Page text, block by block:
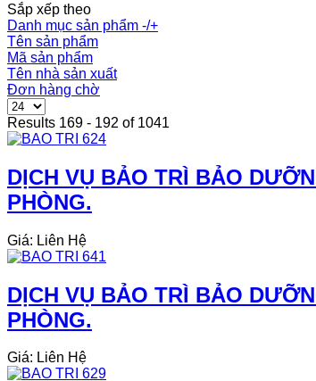
Sắp xếp theo
Danh mục sản phẩm -/+
Tên sản phẩm
Mã sản phẩm
Tên nhà sản xuất
Đơn hàng chờ
Results 169 - 192 of 1041
DỊCH VỤ BẢO TRÌ BẢO
PHÒNG.
Giá: Liên Hệ
DỊCH VỤ BẢO TRÌ BẢO
PHÒNG.
Giá: Liên Hệ